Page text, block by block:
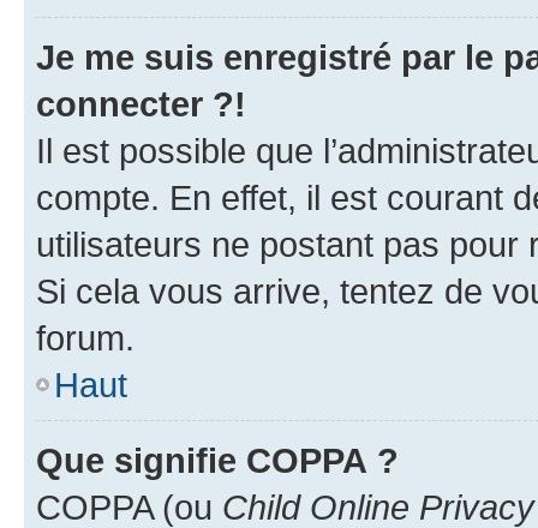
Je me suis enregistré par le
connecter ?!
Il est possible que
compte. En effet, il est courant
utilisateurs ne postant pas pour
Si cela vous arrive, tentez de
forum.
Haut
Que signifie COPPA ?
COPPA (ou Child Online